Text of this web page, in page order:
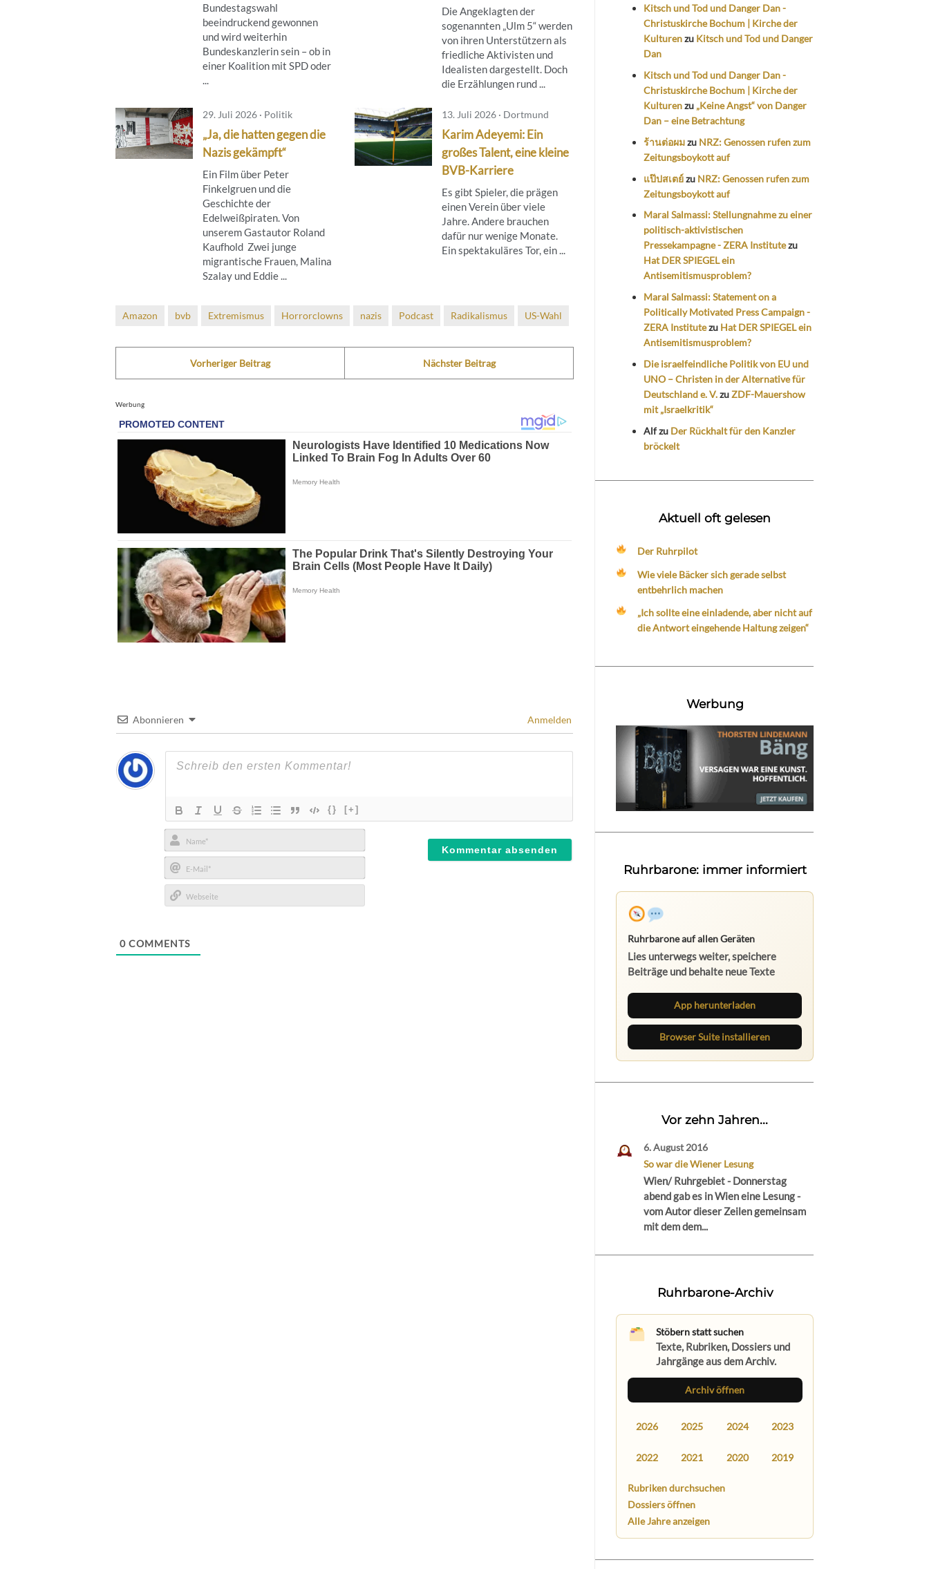
Bundestagswahl
beeindruckend gewonnen
und wird weiterhin
Bundeskanzlerin sein – ob in
einer Koalition mit SPD oder
Die Angeklagten der
sogenannten „Ulm 5“ werden
von ihren Unterstützern als
friedliche Aktivisten und
Idealisten dargestellt. Doch
die Erzählungen rund ...
29. Juli 2026 · Politik
„Ja, die hatten gegen die
Nazis gekämpft“
Ein Film über Peter
Finkelgruen und die
Geschichte der
Edelweißpiraten. Von
unserem Gastautor Roland
Kaufhold Zwei junge
migrantische Frauen, Malina
Szalay und Eddie ...
13. Juli 2026 · Dortmund
Karim Adeyemi: Ein
großes Talent, eine kleine
BVB-Karriere
Es gibt Spieler, die prägen
einen Verein über viele
Jahre. Andere brauchen
dafür nur wenige Monate.
Ein spektakuläres Tor, ein ...
Amazon bvb Extremismus Horrorclowns nazis Podcast Radikalismus US-Wahl
Vorheriger Beitrag Nächster Beitrag
Werbung
Abonnieren Anmelden
{} [+]
Name*
E-
Mail*
0 COMMENTS
Kitsch und Tod und Danger Dan -
Christuskirche Bochum | Kirche der
Kulturenzu Kitsch und Tod und Danger
Dan
Kitsch und Tod und Danger Dan -
Christuskirche Bochum | Kirche der
Kulturenzu „Keine Angst“ von Danger
Dan – eine Betrachtung
ร้านต่อผมzu NRZ: Genossen rufen zum
Zeitungsboykott auf
แป๊ปสเตย์zu NRZ: Genossen rufen zum
Zeitungsboykott auf
Maral Salmassi: Stellungnahme zu einer
politisch-aktivistischen
Pressekampagne - ZERA Institutezu
Hat DER SPIEGEL ein
Antisemitismusproblem?
Maral Salmassi: Statement on a
Politically Motivated Press Campaign -
ZERA Institutezu Hat DER SPIEGEL ein
Antisemitismusproblem?
Die israelfeindliche Politik von EU und
UNO – Christen in der Alternative für
Deutschland e. V.zuZDF-Mauershow
mit „Israelkritik“
Alfzu Der Rückhalt für den Kanzler
bröckelt
Aktuell oft gelesen
Der Ruhrpilot
Wie viele Bäcker sich gerade selbst
entbehrlich machen
„Ich sollte eine einladende, aber nicht auf
die Antwort eingehende Haltung zeigen“
Werbung
Ruhrbarone: immer informiert
App herunterladen
Browser Suite installieren
Vor zehn Jahren...
6. August 2016
So war die Wiener Lesung
Wien/ Ruhrgebiet - Donnerstag
abend gab es in Wien eine Lesung -
vom Autor dieser Zeilen gemeinsam
mit dem dem...
Ruhrbarone-Archiv
Stöbern statt suchen
Texte, Rubriken, Dossiers und
Jahrgänge aus dem Archiv.
Archiv öffnen
2026 2025 2024 2023
2022 2021 2020 2019
Rubriken durchsuchen
Dossiers öffnen
Alle Jahre anzeigen